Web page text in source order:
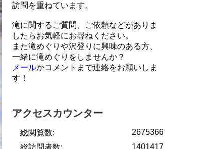
訪問を重ねています。
滝に関するご質問、ご依頼などがありま
したらお気軽にお尋ねください。
また滝めぐりや沢登りに興味のある方、
一緒に滝めぐりをしませんか？
メールかコメントまで連絡をお願いしま
す！
アクセスカウンター
2675366
総閲覧数:
1401417
総訪問者数: